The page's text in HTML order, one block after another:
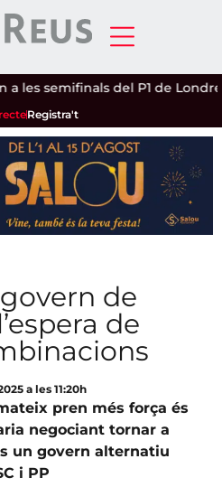
semifinals del P1 de Londres|
Registra't
de
de
a les 11:20h
pren més força és
negociant tornar a
un govern alternatiu
i PP